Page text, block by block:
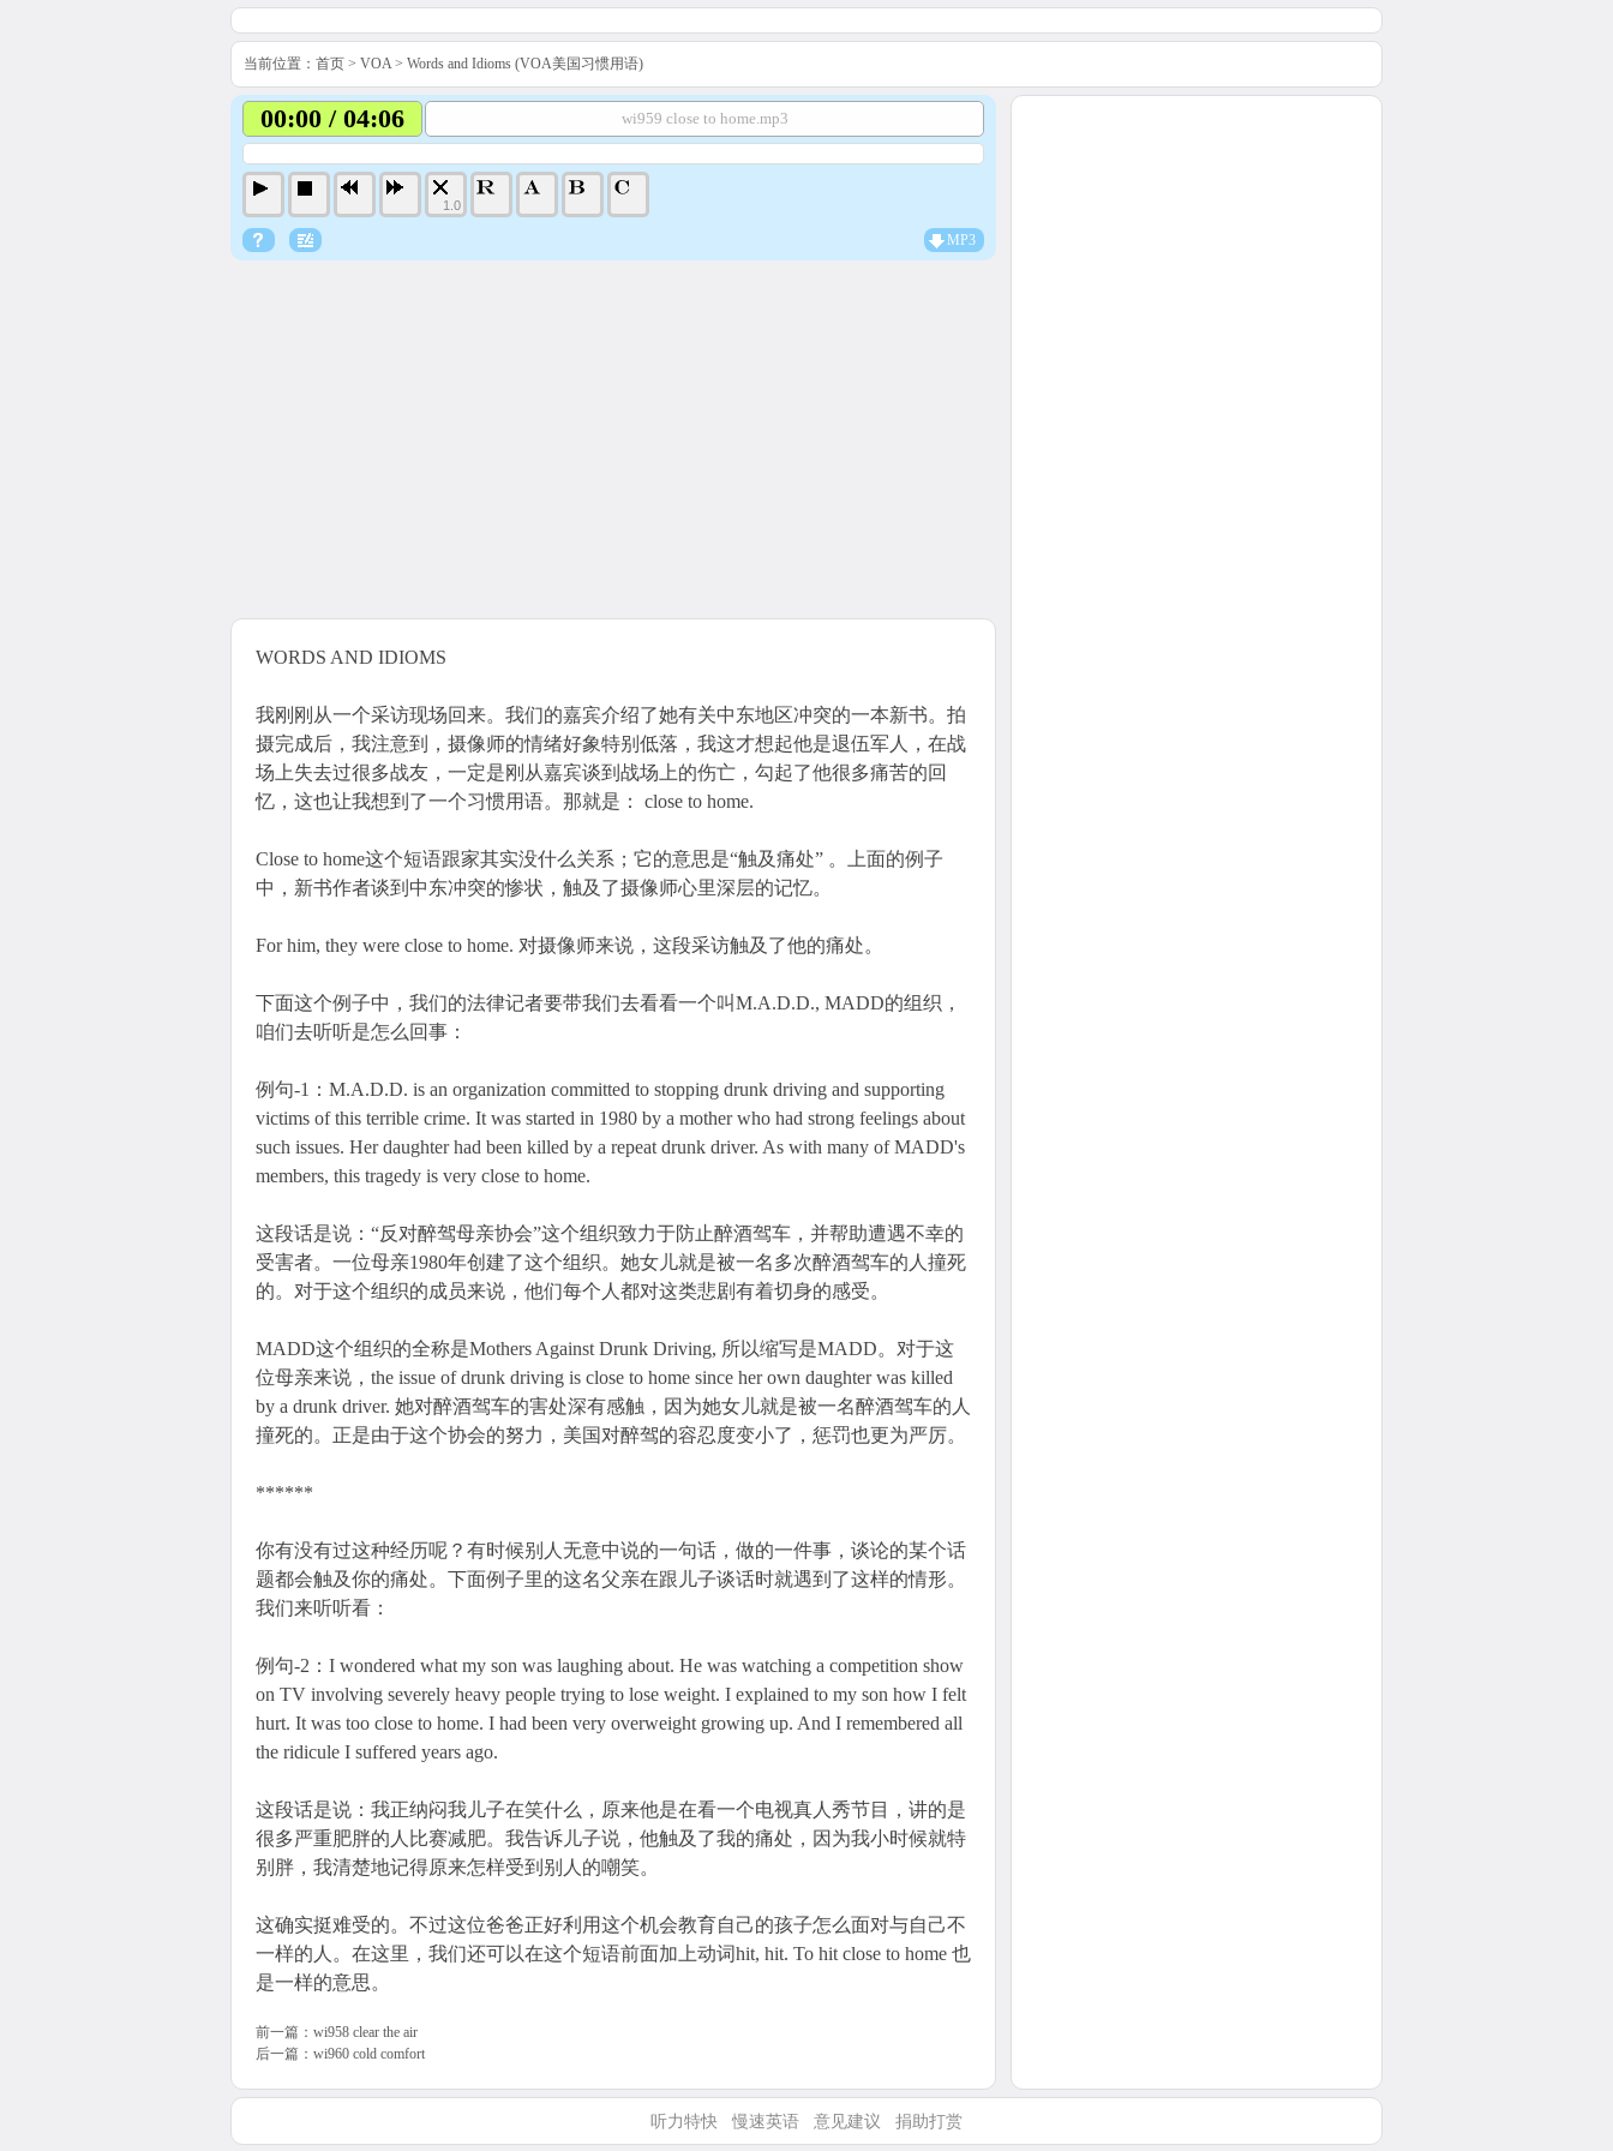
当前位置： 首页 > VOA> Words and Idioms (VOA美国习惯用语)
00:00 / 04:06 wi959 close to home.mp3
1.0
MP3
WORDS AND IDIOMS
我刚刚从一个采访现场回来。我们的嘉宾介绍了她有关中东地区冲突的一本新书。拍
摄完成后，我注意到，摄像师的情绪好象特别低落，我这才想起他是退伍军人，在战
场上失去过很多战友，一定是刚从嘉宾谈到战场上的伤亡，勾起了他很多痛苦的回
忆，这也让我想到了一个习惯用语。那就是： close to home.
Close to home这个短语跟家其实没什么关系；它的意思是“触及痛处” 。上面的例子
中，新书作者谈到中东冲突的惨状，触及了摄像师心里深层的记忆。
For him, they were close to home. 对摄像师来说，这段采访触及了他的痛处。
下面这个例子中，我们的法律记者要带我们去看看一个叫M.A.D.D., MADD的组织，
咱们去听听是怎么回事：
例句-1：M.A.D.D. is an organization committed to stopping drunk driving and supporting
victims of this terrible crime. It was started in 1980 by a mother who had strong feelings about
such issues. Her daughter had been killed by a repeat drunk driver. As with many of MADD's
members, this tragedy is very close to home.
这段话是说：“反对醉驾母亲协会”这个组织致力于防止醉酒驾车，并帮助遭遇不幸的
受害者。一位母亲1980年创建了这个组织。她女儿就是被一名多次醉酒驾车的人撞死
的。对于这个组织的成员来说，他们每个人都对这类悲剧有着切身的感受。
MADD这个组织的全称是Mothers Against Drunk Driving, 所以缩写是MADD。对于这
位母亲来说，the issue of drunk driving is close to home since her own daughter was killed
by a drunk driver. 她对醉酒驾车的害处深有感触，因为她女儿就是被一名醉酒驾车的人
撞死的。正是由于这个协会的努力，美国对醉驾的容忍度变小了，惩罚也更为严厉。
******
你有没有过这种经历呢？有时候别人无意中说的一句话，做的一件事，谈论的某个话
题都会触及你的痛处。下面例子里的这名父亲在跟儿子谈话时就遇到了这样的情形。
我们来听听看：
例句-2：I wondered what my son was laughing about. He was watching a competition show
on TV involving severely heavy people trying to lose weight. I explained to my son how I felt
hurt. It was too close to home. I had been very overweight growing up. And I remembered all
the ridicule I suffered years ago.
这段话是说：我正纳闷我儿子在笑什么，原来他是在看一个电视真人秀节目，讲的是
很多严重肥胖的人比赛减肥。我告诉儿子说，他触及了我的痛处，因为我小时候就特
别胖，我清楚地记得原来怎样受到别人的嘲笑。
这确实挺难受的。不过这位爸爸正好利用这个机会教育自己的孩子怎么面对与自己不
一样的人。在这里，我们还可以在这个短语前面加上动词hit, hit. To hit close to home 也
是一样的意思。
前一篇： wi958 clear the air
后一篇： wi960 cold comfort
听力特快 慢速英语 意见建议 捐助打赏